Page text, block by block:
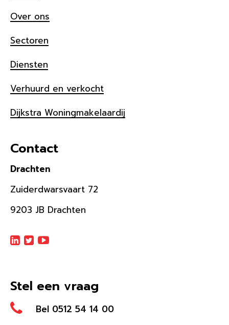
Over ons
Sectoren
Diensten
Verhuurd en verkocht
Dijkstra Woningmakelaardij
Contact
Drachten
Zuiderdwarsvaart 72
9203 JB Drachten
Stel een vraag
Bel 0512 54 14 00